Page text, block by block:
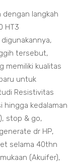
langkah
HT3
tersebut,
memiliki kualitas
untuk
Resistivitas
hingga kedalaman
stop & go,
dr HP,
selama 40thn
(Akuifer),